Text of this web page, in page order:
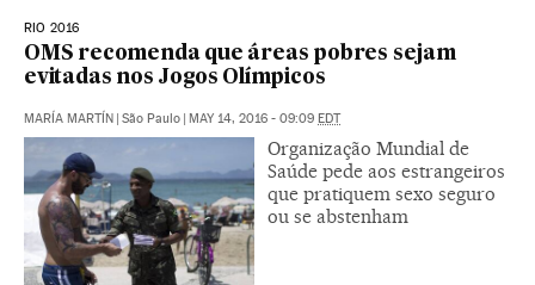
RIO 2016
OMS recomenda que áreas pobres sejam
evitadas nos Jogos Olímpicos
MARÍA MARTÍN | São Paulo | MAY 14, 2016 - 09:09 EDT
Organização Mundial de
Saúde pede aos estrangeiros
que pratiquem sexo seguro
ou se abstenham